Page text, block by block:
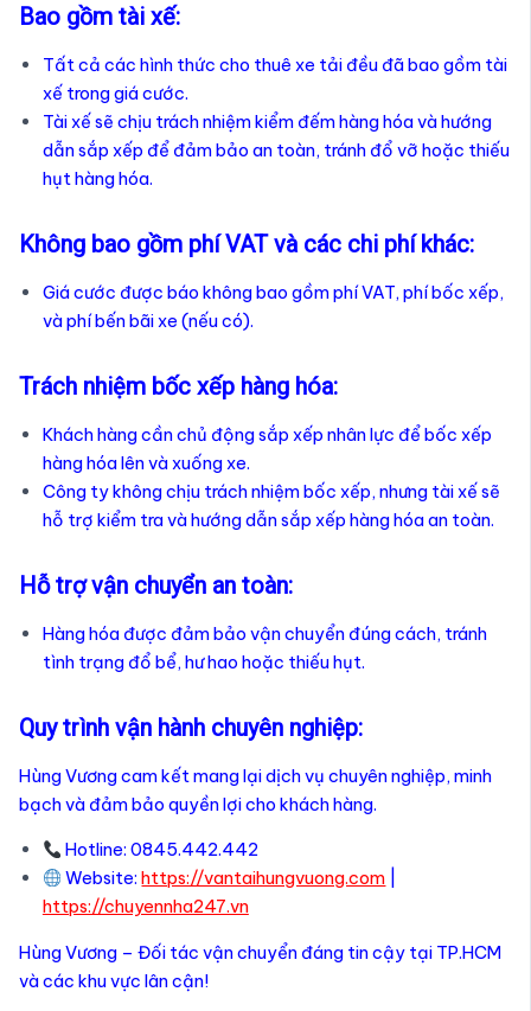
Bao gồm tài xế:
Tất cả các hình thức cho thuê xe tải đều đã bao gồm tài
xế trong giá cước.
Tài xế sẽ chịu trách nhiệm kiểm đếm hàng hóa và hướng
dẫn sắp xếp để đảm bảo an toàn, tránh đổ vỡ hoặc thiếu
hụt hàng hóa.
Không bao gồm phí VAT và các chi phí khác:
Giá cước được báo không bao gồm phí VAT, phí bốc xếp,
và phí bến bãi xe (nếu có).
Trách nhiệm bốc xếp hàng hóa:
Khách hàng cần chủ động sắp xếp nhân lực để bốc xếp
hàng hóa lên và xuống xe.
Công ty không chịu trách nhiệm bốc xếp, nhưng tài xế sẽ
hỗ trợ kiểm tra và hướng dẫn sắp xếp hàng hóa an toàn.
Hỗ trợ vận chuyển an toàn:
Hàng hóa được đảm bảo vận chuyển đúng cách, tránh
tình trạng đổ bể, hư hao hoặc thiếu hụt.
Quy trình vận hành chuyên nghiệp:
Hùng Vương cam kết mang lại dịch vụ chuyên nghiệp, minh
bạch và đảm bảo quyền lợi cho khách hàng.
Hotline: 0845.442.442
Website:https://vantaihungvuong.com
https://chuyennha247.vn
Hùng Vương – Đối tác vận chuyển đáng tin cậy tại TP.HCM
và các khu vực lân cận!